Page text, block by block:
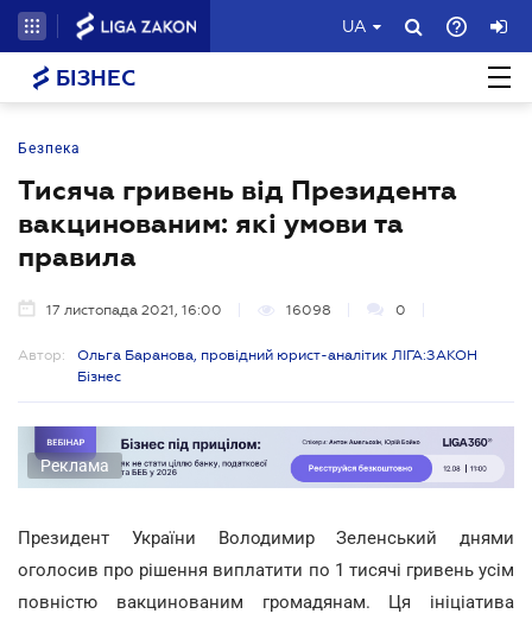
UA
БІЗНЕС
Безпека
Тисяча гривень від Президента
вакцинованим: які умови та
правила
17 листопада 2021, 16:00 16098 0
Автор:
Ольга Баранова, провідний юрист-аналітик ЛІГА:ЗАКОН
Бізнес
Реклама
Президент України Володимир Зеленський днями
оголосив про рішення виплатити по 1 тисячі гривень усім
повністю вакцинованим громадянам. Ця ініціатива